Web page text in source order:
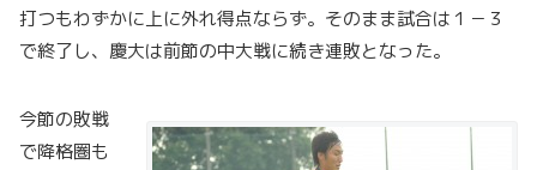
打つもわずかに上に外れ得点ならず。そのまま試合は１－３
で終了し、慶大は前節の中大戦に続き連敗となった。
今節の敗戦
で降格圏も